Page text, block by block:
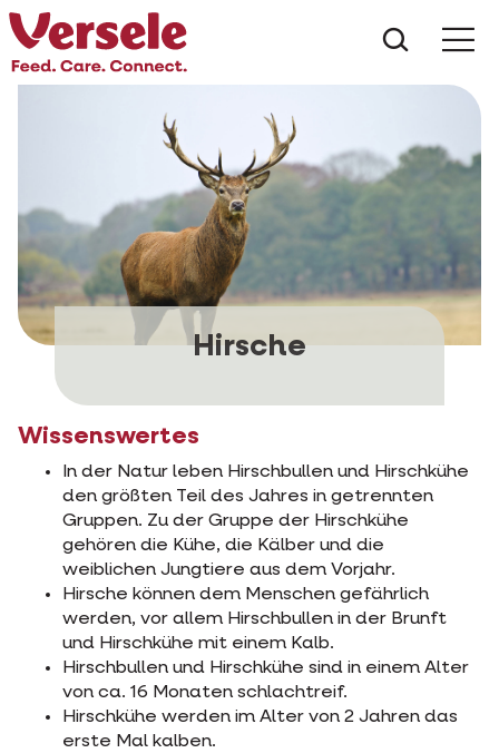
Hirsche
Wissenswertes
In der Natur leben Hirschbullen und Hirschkühe
den größten Teil des Jahres in getrennten
Gruppen. Zu der Gruppe der Hirschkühe
gehören die Kühe, die Kälber und die
weiblichen Jungtiere aus dem Vorjahr.
Hirsche können dem Menschen gefährlich
werden, vor allem Hirschbullen in der Brunft
und Hirschkühe mit einem Kalb.
Hirschbullen und Hirschkühe sind in einem Alter
von ca. 16 Monaten schlachtreif.
Hirschkühe werden im Alter von 2 Jahren das
erste Mal kalben.